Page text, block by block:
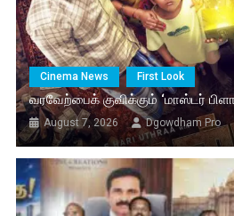
Cinema News First Look
வரவேற்பைக் குவிக்கும் ‘மாஸ்டர்
August 7, 2026 Dgowdham Pro